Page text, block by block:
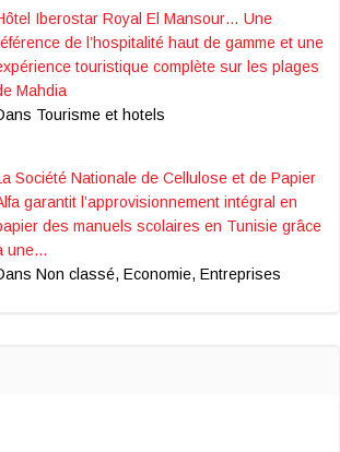
Iberostar Royal El Mansour… Une
de l’hospitalité haut de gamme et une
touristique complète sur les plages
Mahdia
Tourisme et hotels
Société Nationale de Cellulose et de Papier
garantit l’approvisionnement intégral en
des manuels scolaires en Tunisie grâce
une…
Non classé, Economie, Entreprises